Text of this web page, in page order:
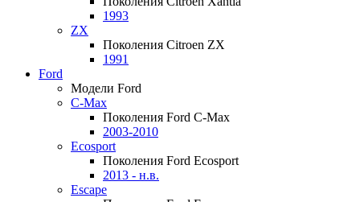
1993
ZX
Поколения Citroen ZX
1991
Ford
Модели Ford
C-Max
Поколения Ford C-Max
2003-2010
Ecosport
Поколения Ford Ecosport
2013 - н.в.
Escape